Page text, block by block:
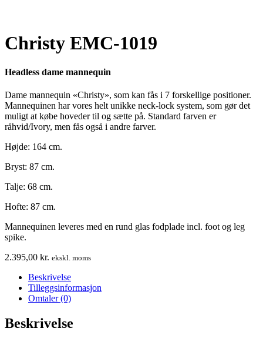
Christy EMC-1019
Headless dame mannequin
Dame mannequin «Christy», som kan fås i 7 forskellige positioner.
Mannequinen har vores helt unikke neck-lock system, som gør det
muligt at købe hoveder til og sætte på. Standard farven er
råhvid/Ivory, men fås også i andre farver.
Højde: 164 cm.
Bryst: 87 cm.
Talje: 68 cm.
Hofte: 87 cm.
Mannequinen leveres med en rund glas fodplade incl. foot og leg
spike.
2.395,00 kr. ekskl. moms
Beskrivelse
Tilleggsinformasjon
Omtaler (0)
Beskrivelse